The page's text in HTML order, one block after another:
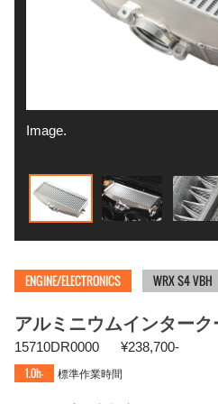
Image.
ENGINE/ELECTRONICS WRX S4 VBH
アルミニウムインターク
15710DR0000
¥238,700-
1.0h-
標準作業時間